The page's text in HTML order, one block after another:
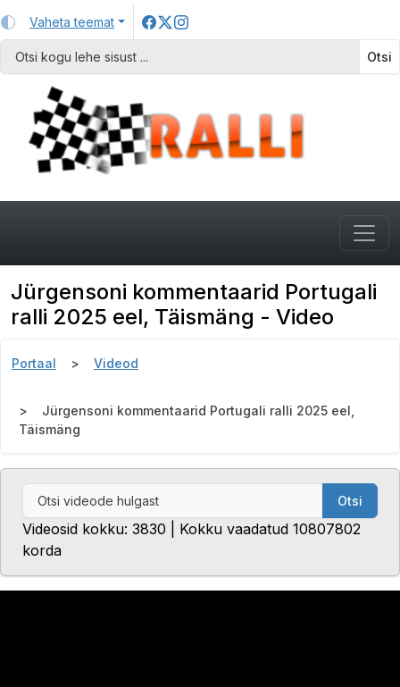
Vaheta teemat
Otsi
Jürgensoni kommentaarid Portugali
ralli 2025 eel, Täismäng - Video
Portaal Videod
Jürgensoni kommentaarid Portugali ralli 2025 eel,
Täismäng
Otsi
Videosid kokku: 3830 | Kokku vaadatud 10807802
korda